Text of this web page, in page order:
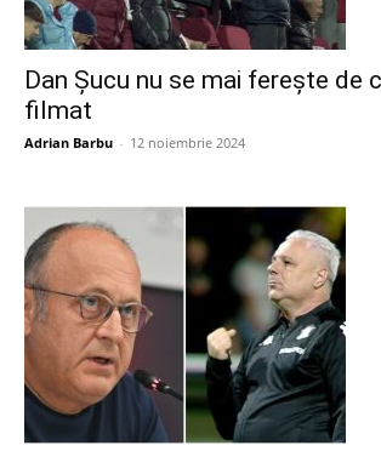
Dan Șucu nu se mai ferește de
filmat
Adrian Barbu - 12 noiembrie 2024